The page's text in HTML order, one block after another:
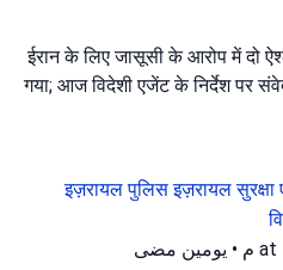
ईरान के लिए जासूसी के आरोप में दो
गया; आज विदेशी एजेंट के निर्देश पर
इज़रायल पुलिसइज़रायल
• يومين مضى